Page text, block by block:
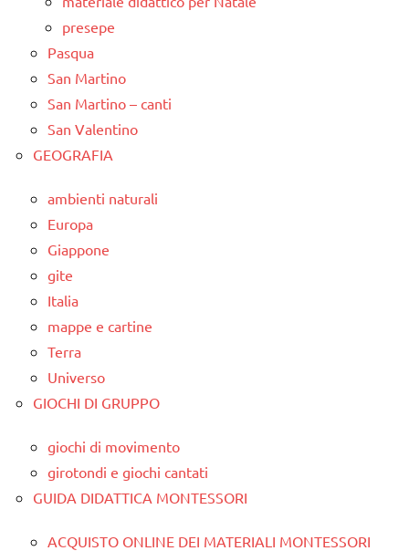
presepe
Pasqua
San Martino
San Martino – canti
San Valentino
GEOGRAFIA
ambienti naturali
Europa
Giappone
gite
Italia
mappe e cartine
Terra
Universo
GIOCHI DI GRUPPO
giochi di movimento
girotondi e giochi cantati
GUIDA DIDATTICA MONTESSORI
ACQUISTO ONLINE DEI MATERIALI MONTESSORI